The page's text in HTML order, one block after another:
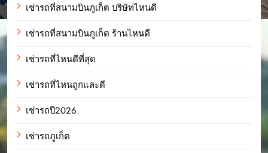
เช่ารถที่สนามบินภูเก็ต บริษัทไหนดี
เช่ารถที่สนามบินภูเก็ต ร้านไหนดี
เช่ารถที่ไหนดีที่สุด
เช่ารถที่ไหนถูกและดี
เช่ารถปี2026
เช่ารถภูเก็ต